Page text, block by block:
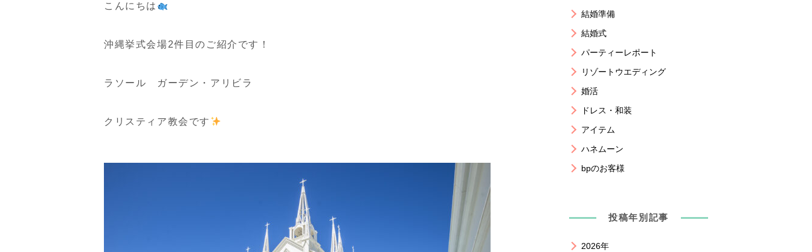
こんにちは
沖縄挙式会場2件目のご紹介です！
ラソール ガーデン・アリビラ
クリスティア教会です
結婚準備
結婚式
パーティーレポート
リゾートウエディング
婚活
ドレス・和装
アイテム
ハネムーン
bpのお客様
投稿年別記事
2026年